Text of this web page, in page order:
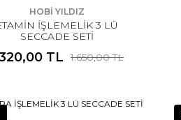
HOBİ YILDIZ
İŞLEMELİK 3 LÜ
SECCADE SETİ
TL 1.650,00 TL